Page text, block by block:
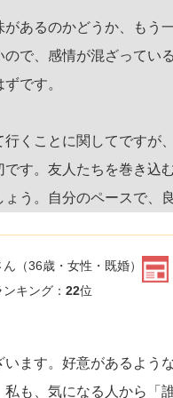
があるのかどうか、もう
ので、感情が混ざってい
です。
くことに関してですが
す。友人たちを巻き込
う。自分のペースで、
ん （36歳・女性・既婚）
キング： 22位
います。好意があるよう
も、気になる人から「